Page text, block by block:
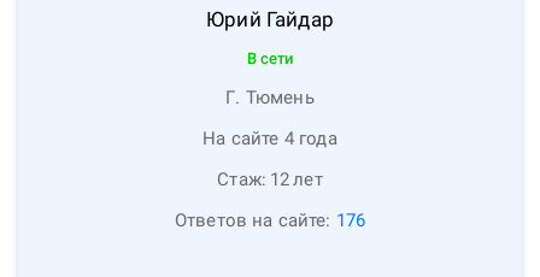
Юрий Гайдар
В сети
Г. Тюмень
На сайте 4 года
Стаж: 12лет
Ответов на сайте: 176